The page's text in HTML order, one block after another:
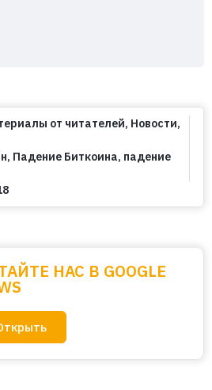
от читателей, Новости,
, Падение Биткоина, падение
НАС В GOOGLE